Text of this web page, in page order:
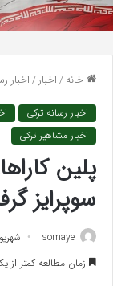
خانه/اخبار/اخبار
اخبار رسانه ترکی
اخبار مشاهیر ترکی
پلین
سوپرایز
somaye شهریور 5,
زمان مطالعه کمتر از